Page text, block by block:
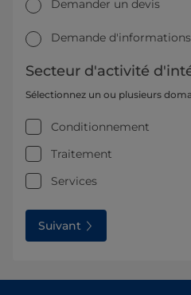
Demander un devis
Demande
Secteur d'activité
Sélectionnez un ou plusieurs
Conditionnement
Traitement
Services
Suivant